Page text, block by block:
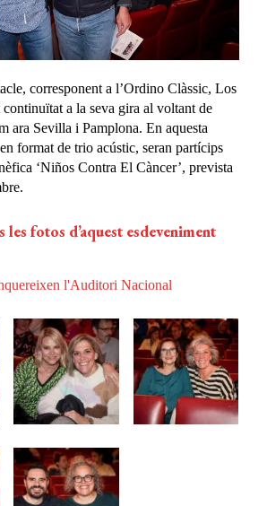
corresponent a l’Ordino Clàssic, Los
continuïtat a la seva gira al voltant de
ara Sevilla i Pamplona. En aquesta
format de trio acústic, seran partícips
‘Niños Contra El Càncer’, prevista
les fotos d’aquest esdeveniment